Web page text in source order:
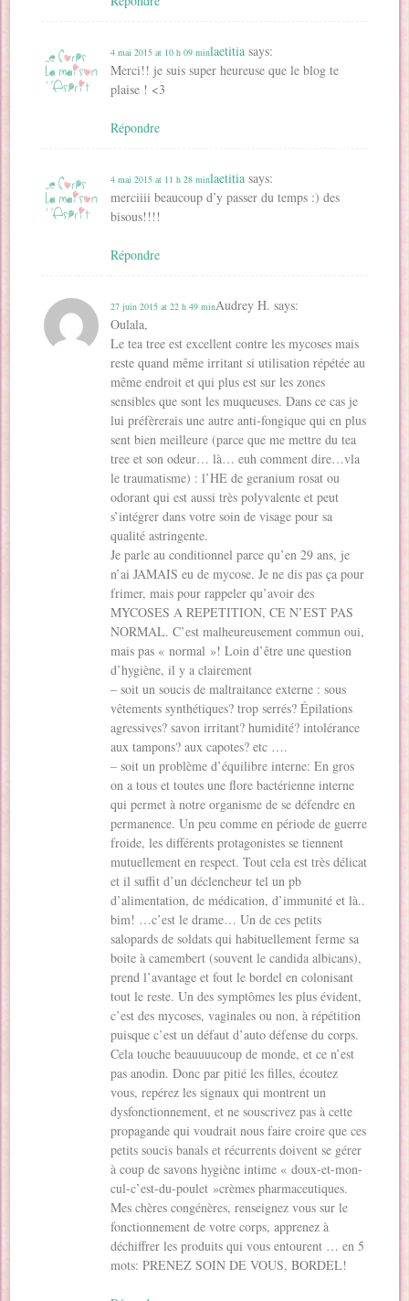
laetitia says:
4 mai 2015 at 10 h 09 min
Merci!! je suis super heureuse que le blog te
plaise ! <3
Répondre
laetitia says:
4 mai 2015 at 11 h 28 min
merciiii beaucoup d’y passer du temps :) des
bisous!!!!
Répondre
Audrey H. says:
27 juin 2015 at 22 h 49 min
Oulala,
Le tea tree est excellent contre les mycoses mais
reste quand même irritant si utilisation répétée au
même endroit et qui plus est sur les zones
sensibles que sont les muqueuses. Dans ce cas je
lui préfèrerais une autre anti-fongique qui en plus
sent bien meilleure (parce que me mettre du tea
tree et son odeur… là… euh comment dire…vla
le traumatisme) : l’HE de geranium rosat ou
odorant qui est aussi très polyvalente et peut
s’intégrer dans votre soin de visage pour sa
qualité astringente.
Je parle au conditionnel parce qu’en 29 ans, je
n’ai JAMAIS eu de mycose. Je ne dis pas ça pour
frimer, mais pour rappeler qu’avoir des
MYCOSES A REPETITION, CE N’EST PAS
NORMAL. C’est malheureusement commun oui,
mais pas « normal »! Loin d’être une question
d’hygiène, il y a clairement
– soit un soucis de maltraitance externe : sous
vêtements synthétiques? trop serrés? Épilations
agressives? savon irritant? humidité? intolérance
aux tampons? aux capotes? etc ….
– soit un problème d’équilibre interne: En gros
on a tous et toutes une flore bactérienne interne
qui permet à notre organisme de se défendre en
permanence. Un peu comme en période de guerre
froide, les différents protagonistes se tiennent
mutuellement en respect. Tout cela est très délicat
et il suffit d’un déclencheur tel un pb
d’alimentation, de médication, d’immunité et là..
bim! …c’est le drame… Un de ces petits
salopards de soldats qui habituellement ferme sa
boite à camembert (souvent le candida albicans),
prend l’avantage et fout le bordel en colonisant
tout le reste. Un des symptômes les plus évident,
c’est des mycoses, vaginales ou non, à répétition
puisque c’est un défaut d’auto défense du corps.
Cela touche beauuuucoup de monde, et ce n’est
pas anodin. Donc par pitié les filles, écoutez
vous, repérez les signaux qui montrent un
dysfonctionnement, et ne souscrivez pas à cette
propagande qui voudrait nous faire croire que ces
petits soucis banals et récurrents doivent se gérer
à coup de savons hygiène intime « doux-et-mon-
cul-c’est-du-poulet »crèmes pharmaceutiques.
Mes chères congénères, renseignez vous sur le
fonctionnement de votre corps, apprenez à
déchiffrer les produits qui vous entourent … en 5
mots: PRENEZ SOIN DE VOUS, BORDEL!